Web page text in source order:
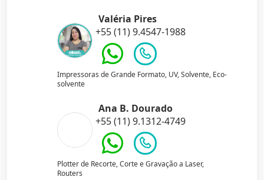
Valéria Pires
+55 (11) 9.4547-1988
Impressoras de Grande Formato, UV, Solvente, Eco-
solvente
Ana B. Dourado
+55 (11) 9.1312-4749
Plotter de Recorte, Corte e Gravação a Laser,
Routers